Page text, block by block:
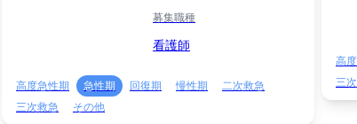
募集職種
看護師
高度急性期 急性期 回復期 慢性期
二次救急
三次救急
その他
高
三